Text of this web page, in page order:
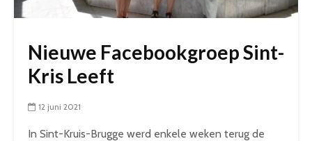
Nieuwe Facebookgroep Sint-
Kris Leeft
12 juni 2021
In Sint-Kruis-Brugge werd enkele weken terug de